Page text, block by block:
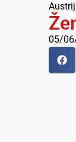
05/